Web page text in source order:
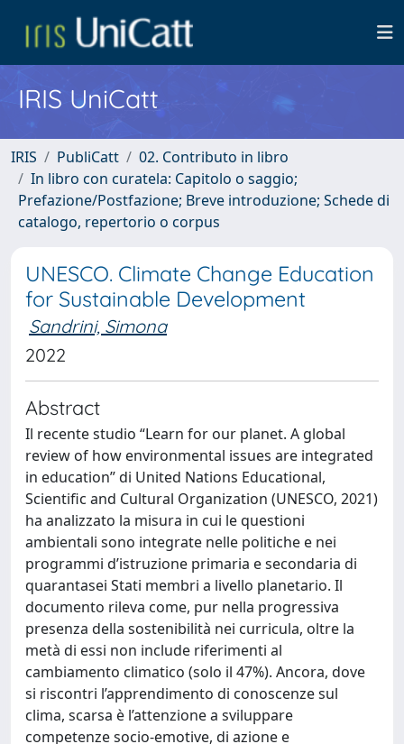
IRIS UniCatt
IRIS PubliCatt
02. Contributo in libro
In libro con curatela: Capitolo o saggio;
Prefazione/Postfazione; Breve introduzione; Schede di
catalogo, repertorio o corpus
UNESCO. Climate Change Education
for Sustainable Development
Sandrini, Simona
2022
Abstract
Il recente studio “Learn for our planet. A global
review of how environmental issues are integrated
in education” di United Nations Educational,
Scientific and Cultural Organization (UNESCO, 2021)
ha analizzato la misura in cui le questioni
ambientali sono integrate nelle politiche e nei
programmi d’istruzione primaria e secondaria di
quarantasei Stati membri a livello planetario. Il
documento rileva come, pur nella progressiva
presenza della sostenibilità nei curricula, oltre la
metà di essi non include riferimenti al
cambiamento climatico (solo il 47%). Ancora, dove
si riscontri l’apprendimento di conoscenze sul
clima, scarsa è l’attenzione a sviluppare
competenze socio-emotive, di azione e